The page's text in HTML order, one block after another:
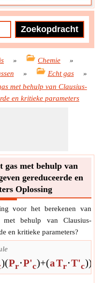
» Chemie
»
» Echt gas
»
met behulp van Clausius-
en kritieke parameters
gas met behulp van
gereduceerde en
Oplossing
voor het berekenen van
behulp van Clausius-
en kritieke parameters?
)(Pr⋅P'c)+(aTr⋅T'c))